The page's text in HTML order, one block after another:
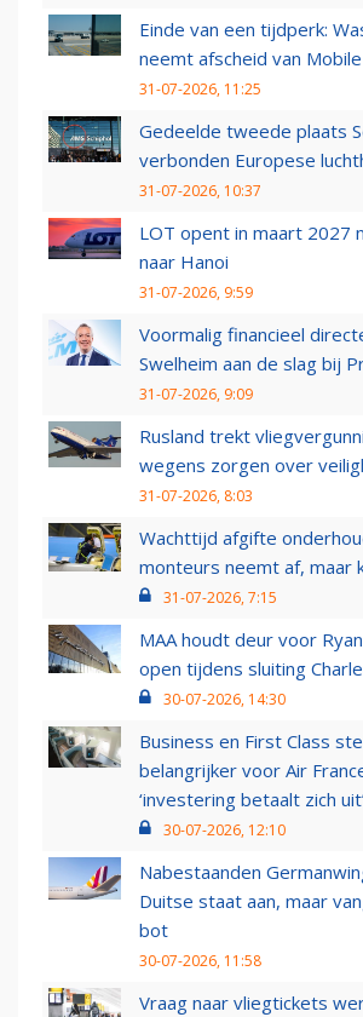
Einde van een tijdperk:
neemt afscheid van
31-07-2026, 11:25
Gedeelde tweede plaats
verbonden Europese
31-07-2026, 10:37
LOT opent in maart 2027
naar Hanoi
31-07-2026, 9:59
Voormalig financieel
Swelheim aan de slag bij
31-07-2026, 9:09
Rusland trekt
wegens zorgen over
31-07-2026, 8:03
Wachttijd afgifte
monteurs neemt af, maar
31-07-2026, 7:15
MAA houdt deur voor
open tijdens sluiting
30-07-2026, 14:30
Business en First Class
belangrijker voor Air
‘investering betaalt zich
30-07-2026, 12:10
Nabestaanden
Duitse staat aan, maar
bot
30-07-2026, 11:58
Vraag naar vliegtickets